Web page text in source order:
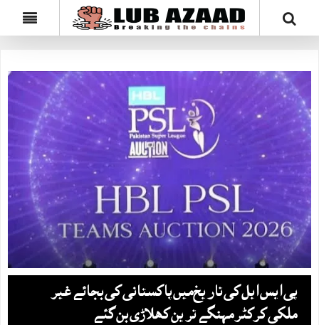
پی ایس ایل کی تاریخ‌میں پاکستانی کی بجائے غیر
ملکی کرکٹر مہنگے ترین کھلاڑی بن گئے